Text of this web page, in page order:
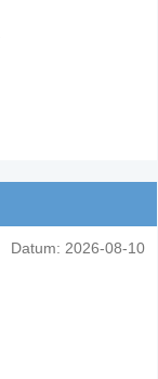
Datum: 2026-08-10